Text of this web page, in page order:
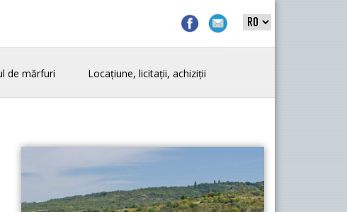
de mărfuri Locațiune, licitații, achiziții